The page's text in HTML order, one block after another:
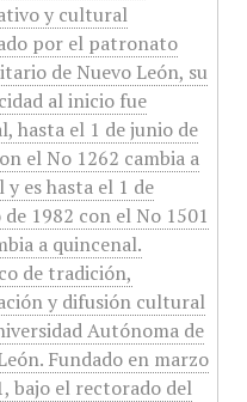
y cultural
por el patronato
de Nuevo León, su
al inicio fue
hasta el 1 de junio de
el No 1262 cambia a
y es hasta el 1 de
1982 con el No 1501
a quincenal.
de tradición,
y difusión cultural
Autónoma de
Fundado en marzo
bajo el rectorado del